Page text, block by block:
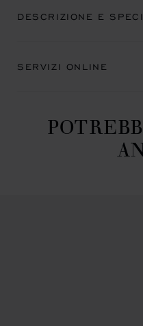
DESCRIZIONE E
SERVIZI ONLINE